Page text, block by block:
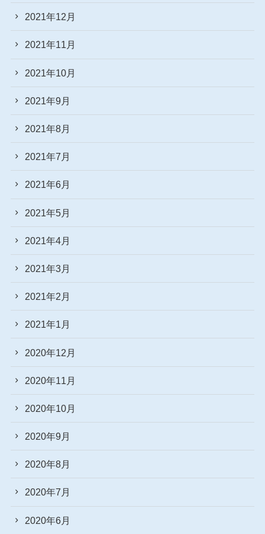
2021年12月
2021年11月
2021年10月
2021年9月
2021年8月
2021年7月
2021年6月
2021年5月
2021年4月
2021年3月
2021年2月
2021年1月
2020年12月
2020年11月
2020年10月
2020年9月
2020年8月
2020年7月
2020年6月